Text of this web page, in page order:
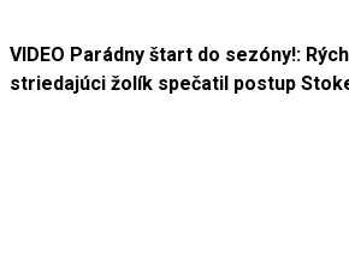
VIDEO Parádny štart do sezóny!:
striedajúci žolík spečatil postup